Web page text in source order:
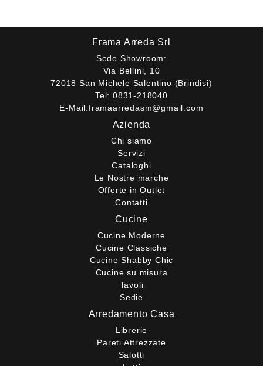
Frama Arreda Srl
Sede Showroom:
Via Bellini, 10
72018 San Michele Salentino (Brindisi)
Tel: 0831-218040
E-Mail:framaarredasm@gmail.com
Azienda
Chi siamo
Servizi
Cataloghi
Le Nostre marche
Offerte in Outlet
Contatti
Cucine
Cucine Moderne
Cucine Classiche
Cucine Shabby Chic
Cucine su misura
Tavoli
Sedie
Arredamento Casa
Librerie
Pareti Attrezzate
Salotti